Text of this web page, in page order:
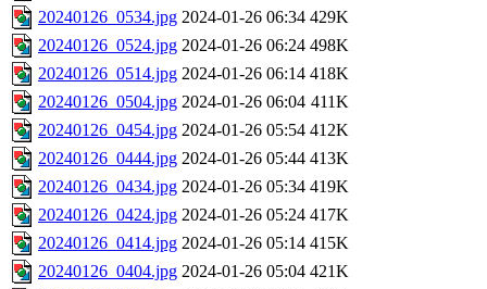
20240126_0534.jpg 2024-01-26 06:34 429K
20240126_0524.jpg 2024-01-26 06:24 498K
20240126_0514.jpg 2024-01-26 06:14 418K
20240126_0504.jpg 2024-01-26 06:04 411K
20240126_0454.jpg 2024-01-26 05:54 412K
20240126_0444.jpg 2024-01-26 05:44 413K
20240126_0434.jpg 2024-01-26 05:34 419K
20240126_0424.jpg 2024-01-26 05:24 417K
20240126_0414.jpg 2024-01-26 05:14 415K
20240126_0404.jpg 2024-01-26 05:04 421K